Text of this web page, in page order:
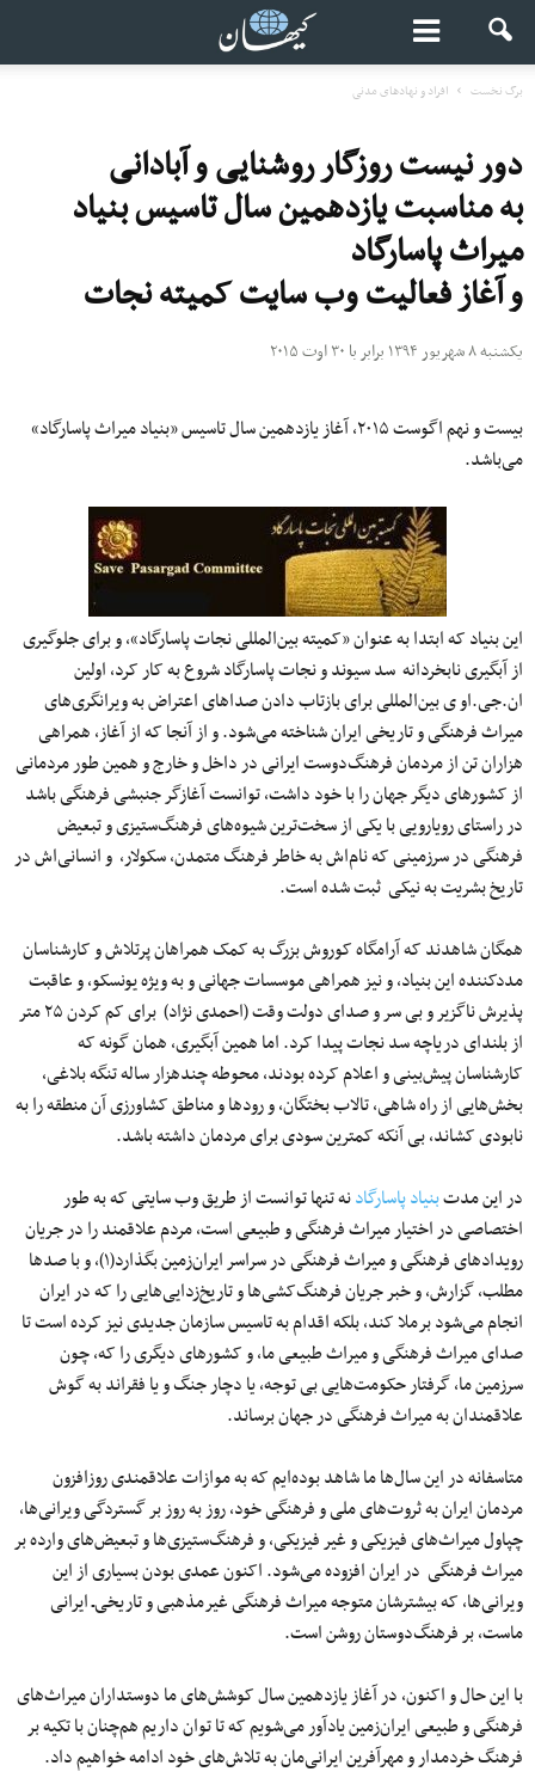
برگ نخست افراد و نهادهای مدنی
دور نیست روزگار روشنایی و آبادانی
به مناسبت یازدهمین سال تاسیس بنیاد
میراث پاسارگاد
و آغاز فعالیت وب سایت کمیته نجات
یکشنبه ۸ شهریور ۱۳۹۴ برابر با ۳۰ اوت ۲۰۱۵
بیست و نهم اگوست ۲۰۱۵، آغاز یازدهمین سال تاسیس «بنیاد میراث پاسارگاد»
می‌باشد.
این بنیاد که ابتدا به عنوان «کمیته بین‌المللی نجات پاسارگاد»، و برای جلوگیری
از آبگیری نابخردانه سد سیوند و نجات پاسارگاد شروع به کار کرد، اولین
ان.جی.او ی بین‌المللی برای بازتاب دادن صداهای اعتراض به ویرانگری‌های
میراث فرهنگی و تاریخی ایران شناخته می‌شود. و از آنجا که از آغاز، همراهی
هزاران تن از مردمان فرهنگ‌دوست ایرانی در داخل و خارج و همین طور مردمانی
از کشورهای دیگر جهان را با خود داشت، توانست آغازگر جنبشی فرهنگی باشد
در راستای رویارویی با یکی از سخت‌ترین شیوه‌های فرهنگ‌ستیزی و تبعیض
فرهنگی در سرزمینی که نام‌اش به خاطر فرهنگ متمدن، سکولار، و انسانی‌اش در
تاریخ بشریت به نیکی ثبت شده است.
همگان شاهدند که آرامگاه کوروش بزرگ به کمک همراهان پرتلاش و کارشناسان
مددکننده این بنیاد، و نیز همراهی موسسات جهانی و به ویژه یونسکو، و عاقبت
پذیرش ناگزیر و بی سر و صدای دولت وقت (احمدی نژاد) برای کم کردن ۲۵ متر
از بلندای دریاچه سد نجات پیدا کرد. اما همین آبگیری، همان گونه که
کارشناسان پیش‌بینی و اعلام کرده بودند، محوطه چندهزار ساله تنگه بلاغی،
بخش‌هایی از راه شاهی، تالاب بختگان، و رودها و مناطق کشاورزی آن منطقه را به
نابودی کشاند، بی آنکه کمترین سودی برای مردمان داشته باشد.
در این مدتبنیاد پاسارگادنه تنها توانست از طریق وب سایتی که به طور
اختصاصی در اختیار میراث فرهنگی و طبیعی است، مردم علاقمند را در جریان
رویدادهای فرهنگی و میراث فرهنگی در سراسر ایران‌زمین بگذارد(۱)، و با صدها
مطلب، گزارش، و خبر جریان فرهنگ‌کشی‌ها و تاریخ‌زدایی‌هایی را که در ایران
انجام می‌شود برملا کند، بلکه اقدام به تاسیس سازمان جدیدی نیز کرده است تا
صدای میراث فرهنگی و میراث طبیعی ما، و کشورهای دیگری را که، چون
سرزمین ما، گرفتار حکومت‌هایی بی توجه، یا دچار جنگ و یا فقراند به گوش
علاقمندان به میراث فرهنگی در جهان برساند.
متاسفانه در این سال‌ها ما شاهد بوده‌ایم که به موازات علاقمندی روزافزون
مردمان ایران به ثروت‌های ملی و فرهنگی خود، روز به روز بر گستردگی ویرانی‌ها،
چپاول میراث‌های فیزیکی و غیر فیزیکی، و فرهنگ‌ستیزی‌ها و تبعیض‌های وارده بر
میراث فرهنگی در ایران افزوده می‌شود. اکنون عمدی بودن بسیاری از این
ویرانی‌ها، که بیشترشان متوجه میراث فرهنگی غیرمذهبی و تاریخی‌ـ ایرانی
ماست، بر فرهنگ‌دوستان روشن است.
با این حال و اکنون، در آغاز یازدهمین سال کوشش‌های ما دوستداران میراث‌های
فرهنگی و طبیعی ایران‌زمین یادآور می‌شویم که تا توان داریم هم‌چنان با تکیه بر
فرهنگ خردمدار و مهرآفرین ایرانی‌مان به تلاش‌های خود ادامه خواهیم داد.